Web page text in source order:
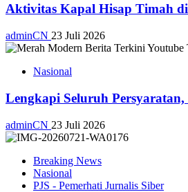
Aktivitas Kapal Hisap Timah
adminCN 23 Juli 2026
Nasional
Lengkapi Seluruh
adminCN 23 Juli 2026
Breaking News
Nasional
PJS - Pemerhati Jurnalis Siber